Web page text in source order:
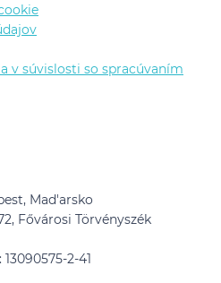
v súvislosti so spracúvaním
Mad'arsko
Fővárosi Törvényszék
2-41